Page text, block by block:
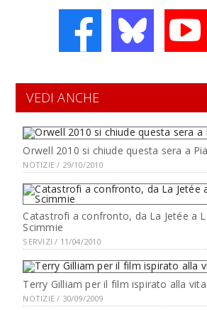
VEDI ANCHE
Orwell 2010 si chiude questa sera a
NOTIZIE / 29/10/2010
Catastrofi a confronto, da La Jetée a
Scimmie
SERVIZI / 11/04/2010
Terry Gilliam per il film ispirato alla
NOTIZIE / 30/09/2009